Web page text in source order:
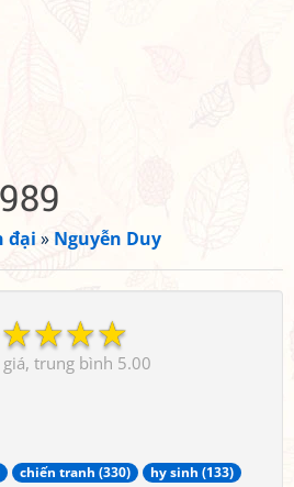
đại » Nguyễn Duy
☆
☆
☆
☆
5.00
chiến tranh (330)
hy sinh (133)